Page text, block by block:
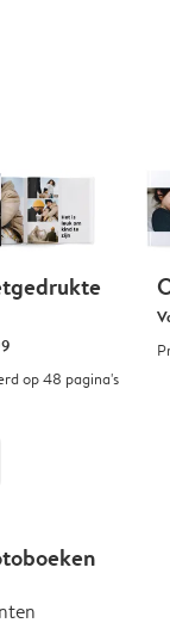
op 48 pagina's